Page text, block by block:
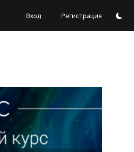
Вход Регистрация